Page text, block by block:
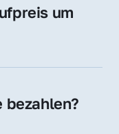
um
B. beim
sich für .de
bezahlen?